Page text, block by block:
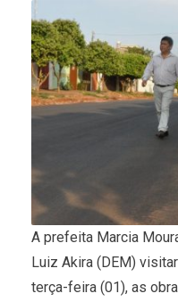
A prefeita Marcia
Luiz Akira (DEM)
terça-feira (01), as